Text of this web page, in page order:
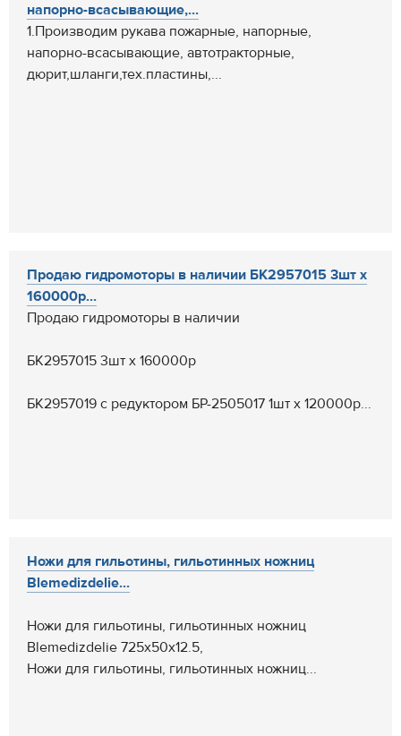
напорно-всасывающие,...
1.Производим рукава пожарные, напорные,
напорно-всасывающие, автотракторные,
дюрит,шланги,тех.пластины,...
Продаю гидромоторы в наличии БК2957015 3шт х
160000р...
Продаю гидромоторы в наличии
БК2957015 3шт х 160000р
БК2957019 с редуктором БР-2505017 1шт х 120000р...
Ножи для гильотины, гильотинных ножниц
Blemedizdelie...
Ножи для гильотины, гильотинных ножниц
Blemedizdelie 725х50х12.5,
Ножи для гильотины, гильотинных ножниц...